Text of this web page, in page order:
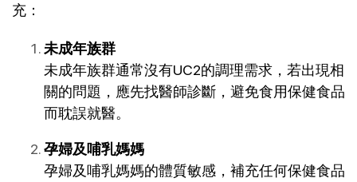
充：
未成年族群
未成年族群通常沒有UC2的調理需求，若出現相
關的問題，應先找醫師診斷，避免食用保健食品
而耽誤就醫。
孕婦及哺乳媽媽
孕婦及哺乳媽媽的體質敏感，補充任何保健食品